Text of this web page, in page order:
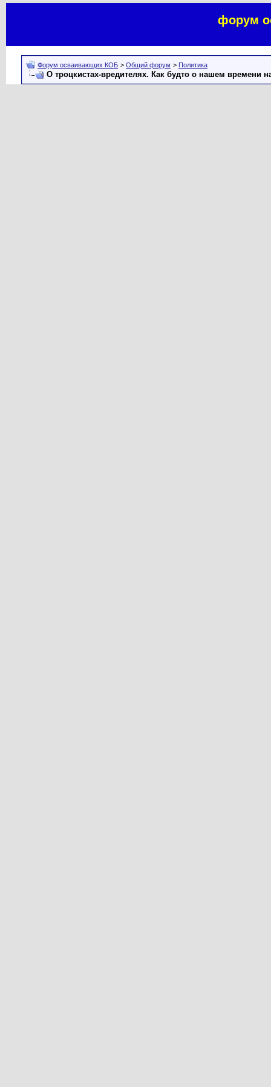
форум
Форум осваивающих КОБ > Общий форум > Политика
О троцкистах-вредителях. Как будто о нашем времени